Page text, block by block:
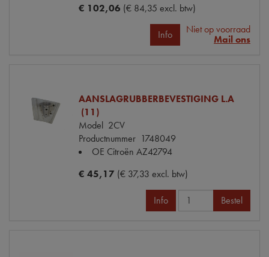
€ 102,06 (€ 84,35 excl. btw)
Info
Niet op voorraad
Mail ons
AANSLAGRUBBERBEVESTIGING L.A
(11)
Model 2CV
Productnummer 1748049
OE Citroën AZ42794
€ 45,17 (€ 37,33 excl. btw)
Info Bestel